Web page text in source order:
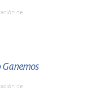
de
Ganemos
de